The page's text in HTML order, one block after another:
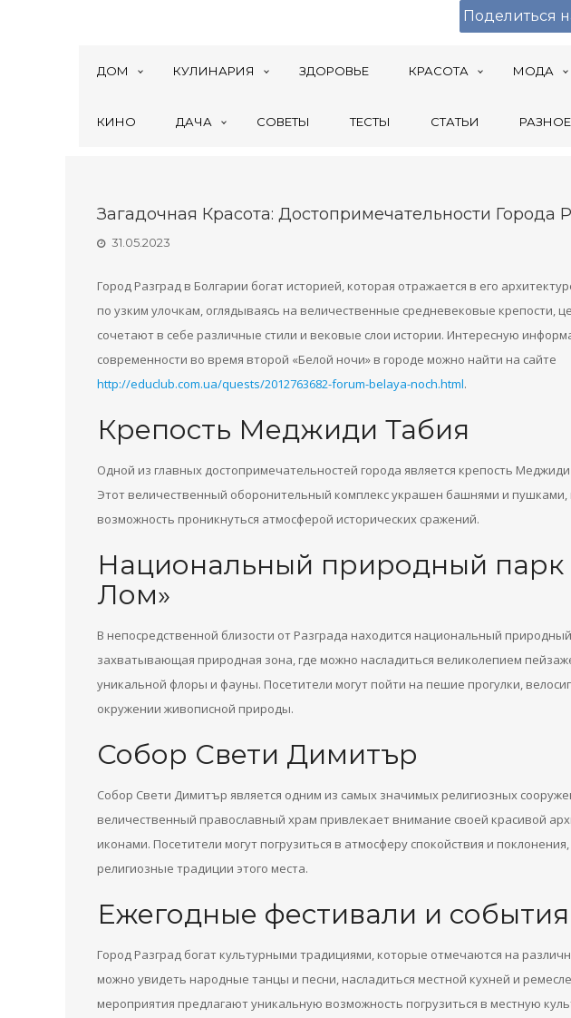
ДОМ КУЛИНАРИЯ ЗДОРОВЬЕ КРАСОТА МОДА
КИНО ДАЧА СОВЕТЫ ТЕСТЫ СТАТЬИ РАЗНОЕ
Загадочная Красота: Достопримечательности Города
31.05.2023
Город Разград в Болгарии богат историей, которая отражается в его
по узким улочкам, оглядываясь на величественные средневековые крепости,
сочетают в себе различные стили и вековые слои истории. Интересную
современности во время второй «Белой ночи» в городе можно найти на сайте
http://educlub.com.ua/quests/2012763682-forum-belaya-noch.html.
Крепость Меджиди Табия
Одной из главных достопримечательностей города является крепость
Этот величественный оборонительный комплекс украшен башнями и пушками,
возможность проникнуться атмосферой исторических сражений.
Национальный природный парк
Лом»
В непосредственной близости от Разграда находится национальный
захватывающая природная зона, где можно насладиться великолепием
уникальной флоры и фауны. Посетители могут пойти на пешие прогулки,
окружении живописной природы.
Собор Свети Димитър
Собор Свети Димитър является одним из самых значимых религиозных
величественный православный храм привлекает внимание своей красивой
иконами. Посетители могут погрузиться в атмосферу спокойствия и
религиозные традиции этого места.
Ежегодные фестивали и события
Город Разград богат культурными традициями, которые отмечаются на
можно увидеть народные танцы и песни, насладиться местной кухней и
мероприятия предлагают уникальную возможность погрузиться в местную
Поделиться